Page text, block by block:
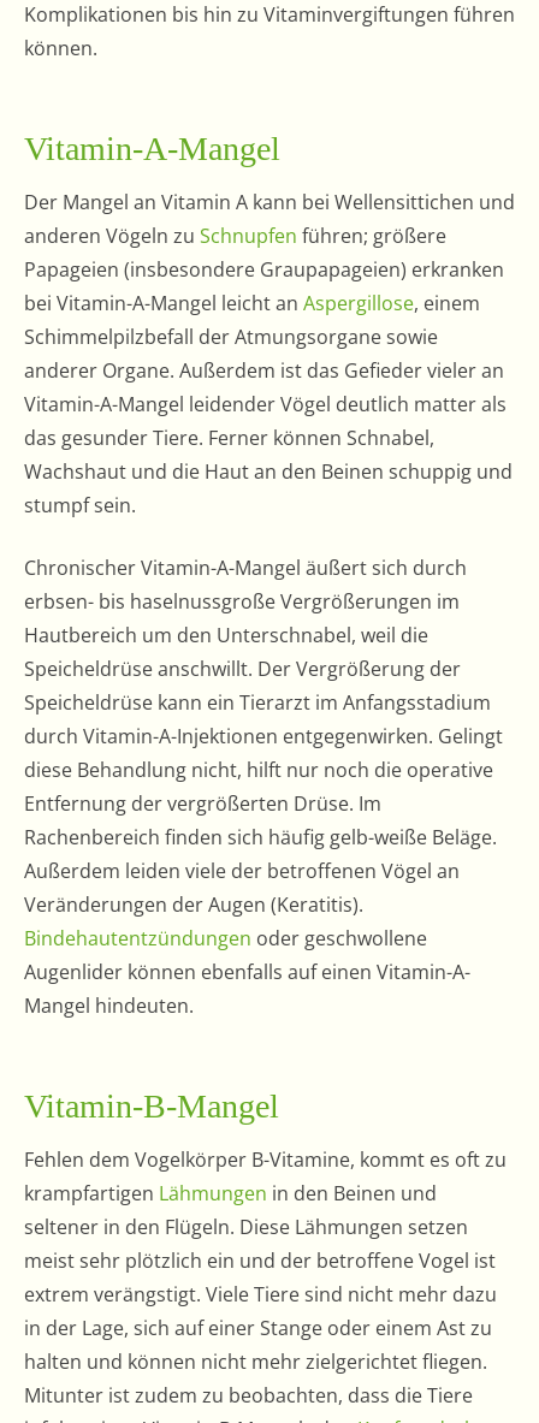
Komplikationen bis hin zu Vitaminvergiftungen führen
können.
Vitamin-A-Mangel
Der Mangel an Vitamin A kann bei Wellensittichen und
anderen Vögeln zu Schnupfen führen; größere
Papageien (insbesondere Graupapageien) erkranken
bei Vitamin-A-Mangel leicht an Aspergillose, einem
Schimmelpilzbefall der Atmungsorgane sowie
anderer Organe. Außerdem ist das Gefieder vieler an
Vitamin-A-Mangel leidender Vögel deutlich matter als
das gesunder Tiere. Ferner können Schnabel,
Wachshaut und die Haut an den Beinen schuppig und
stumpf sein.
Chronischer Vitamin-A-Mangel äußert sich durch
erbsen- bis haselnussgroße Vergrößerungen im
Hautbereich um den Unterschnabel, weil die
Speicheldrüse anschwillt. Der Vergrößerung der
Speicheldrüse kann ein Tierarzt im Anfangsstadium
durch Vitamin-A-Injektionen entgegenwirken. Gelingt
diese Behandlung nicht, hilft nur noch die operative
Entfernung der vergrößerten Drüse. Im
Rachenbereich finden sich häufig gelb-weiße Beläge.
Außerdem leiden viele der betroffenen Vögel an
Veränderungen der Augen (Keratitis).
Bindehautentzündungen oder geschwollene
Augenlider können ebenfalls auf einen Vitamin-A-
Mangel hindeuten.
Vitamin-B-Mangel
Fehlen dem Vogelkörper B-Vitamine, kommt es oft zu
krampfartigen Lähmungen in den Beinen und
seltener in den Flügeln. Diese Lähmungen setzen
meist sehr plötzlich ein und der betroffene Vogel ist
extrem verängstigt. Viele Tiere sind nicht mehr dazu
in der Lage, sich auf einer Stange oder einem Ast zu
halten und können nicht mehr zielgerichtet fliegen.
Mitunter ist zudem zu beobachten, dass die Tiere